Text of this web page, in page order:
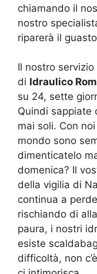
chiamando il
nostro
riparerà il
Il nostro
di Idraulico
su 24, sette
Quindi sappiate
mai soli. Con
mondo sono
dimenticatelo
domenica? Il
della vigilia di
continua a
rischiando di
paura, i nostri
esiste
difficoltà, non